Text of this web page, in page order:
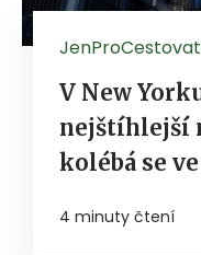
V New
nejštíhlejší
kolébá se
4 minuty čtení